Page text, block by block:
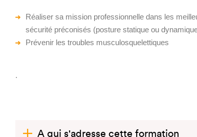
Réaliser sa mission professionnelle dans les
sécurité préconisés (posture statique ou
Prévenir les troubles musculosquelettiques
.
A qui s'adresse cette formation